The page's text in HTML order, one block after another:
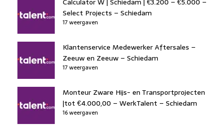
Select Projects – Schiedam
17 weergaven
Klantenservice Medewerker Aftersales –
Zeeuw en Zeeuw – Schiedam
17 weergaven
Monteur Zware Hijs- en Transportprojecten
|tot €4.000,00 – WerkTalent – Schiedam
16 weergaven